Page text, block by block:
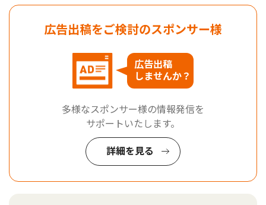
広告出稿をご検討のスポンサー様
広告出稿
しませんか？
多様なスポンサー様の情報発信を
サポートいたします。
詳細を見る